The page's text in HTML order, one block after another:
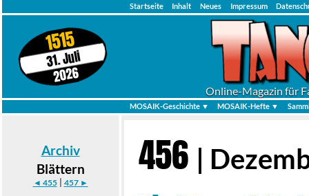
Startseite Inhalt Neues Impressum
1515
31. Juli
2026
Online-Magazin für
MOSAIK-Geschichte ▼ MOSAIK-Hefte ▼
Archiv
Blättern
◄ 455| 457 ►
456 |